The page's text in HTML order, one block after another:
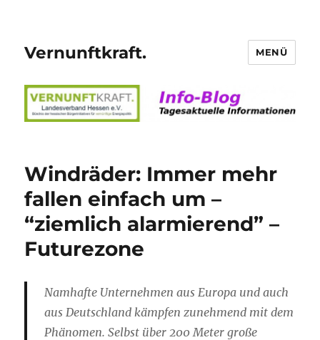
Vernunftkraft. MENÜ
Windräder: Immer mehr
fallen einfach um –
“ziemlich alarmierend” –
Futurezone
Namhafte Unternehmen aus Europa und auch
aus Deutschland kämpfen zunehmend mit dem
Phänomen. Selbst über 200 Meter große